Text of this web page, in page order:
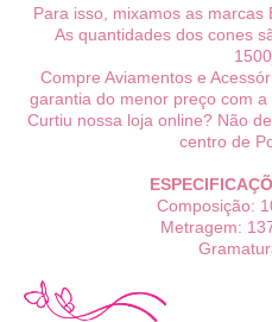
Para isso, mixamos as marcas
As quantidades dos cones
Compre Aviamentos e
garantia do menor preço com
Curtiu nossa loja online? Não
centro de
Composição:
Metragem: